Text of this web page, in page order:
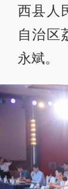
西县人
自治区
永斌。